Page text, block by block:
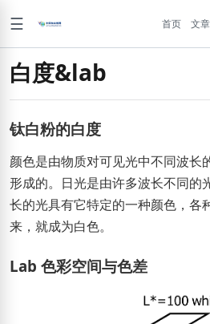
☰ 首页 文章
白度&lab
钛白粉的白度
颜色是由物质对可见光中不同波长
形成的。日光是由许多波长不同的
长的光具有它特定的一种颜色，各
来，就成为白色。
Lab 色彩空间与色差